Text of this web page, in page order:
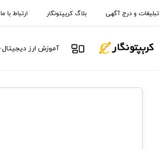
تبلیغات و درج آگهی بلاگ کریپتونگار ارتباط با ما
آموزش ارز دیجیتال